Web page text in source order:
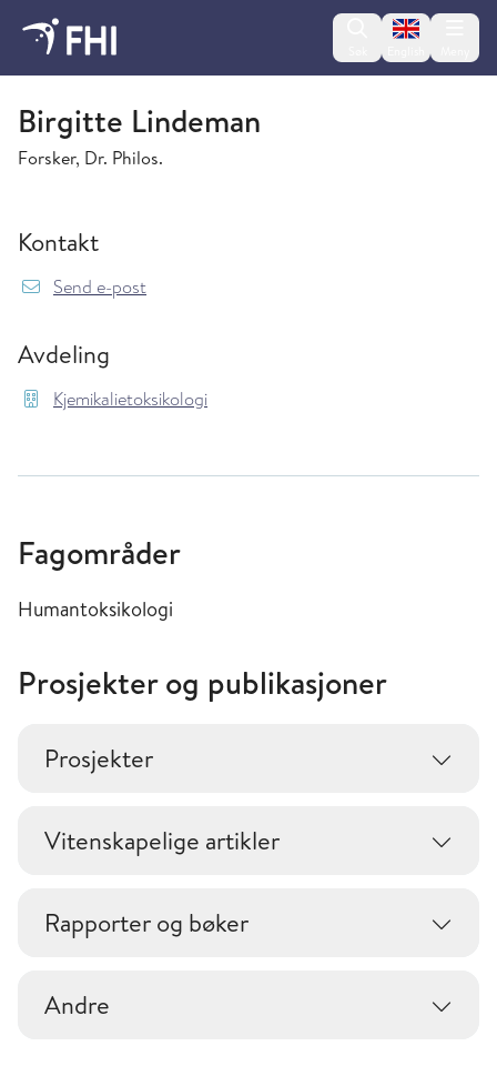
Change
Kjemikalietoksikologi
Birgitte Lindeman
Forsker, Dr. Philos.
Kontakt
Send e-post{model.translations.sendEmailTo}
Avdeling
Kjemikalietoksikologi
Fagområder
Humantoksikologi
Prosjekter og publikasjoner
Prosjekter
Vitenskapelige artikler
Rapporter og bøker
Andre